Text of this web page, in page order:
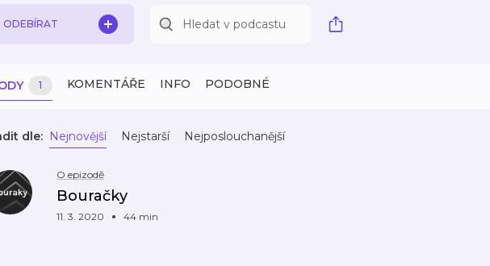
ODEBÍRAT
1 KOMENTÁŘE INFO PODOBNÉ
dle: Nejnovější Nejstarší Nejposlouchanější
O epizodě
Bouračky
11. 3. 2020 44 min